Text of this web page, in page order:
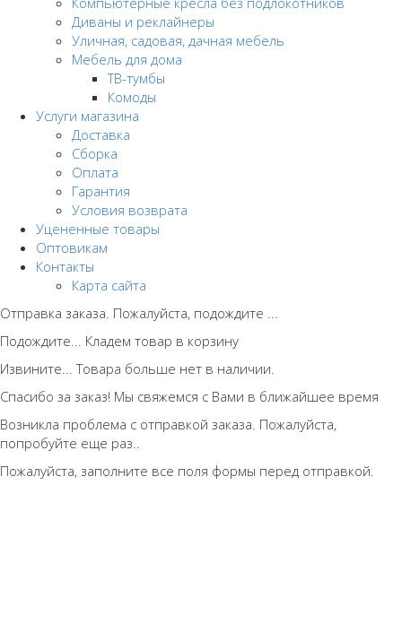
Диваны и реклайнеры
Уличная, садовая, дачная мебель
Мебель для дома
ТВ-тумбы
Комоды
Услуги магазина
Доставка
Сборка
Оплата
Гарантия
Условия возврата
Уцененные товары
Оптовикам
Контакты
Карта сайта
Отправка заказа. Пожалуйста, подождите ...
Подождите... Кладем товар в корзину
Извините... Товара больше нет в наличии.
Спасибо за заказ! Мы свяжемся с Вами в ближайшее время
Возникла проблема с отправкой заказа. Пожалуйста,
попробуйте еще раз..
Пожалуйста, заполните все поля формы перед отправкой.